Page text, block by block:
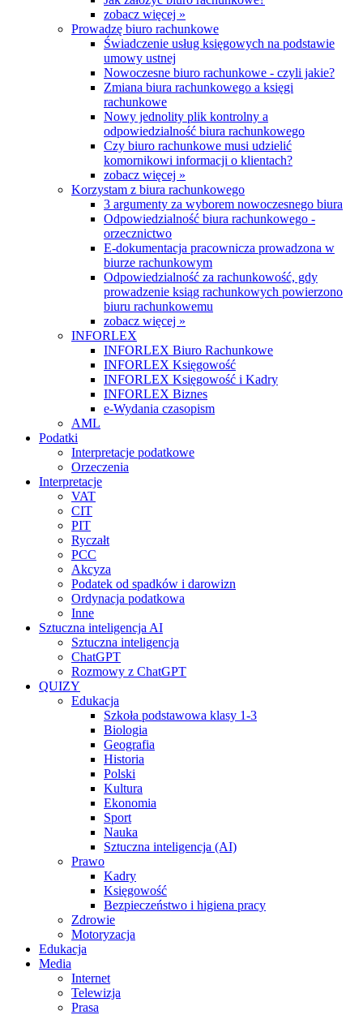
zobacz więcej »
Prowadzę biuro rachunkowe
Świadczenie usług księgowych na podstawie
umowy ustnej
Nowoczesne biuro rachunkowe - czyli jakie?
Zmiana biura rachunkowego a księgi
rachunkowe
Nowy jednolity plik kontrolny a
odpowiedzialność biura rachunkowego
Czy biuro rachunkowe musi udzielić
komornikowi informacji o klientach?
zobacz więcej »
Korzystam z biura rachunkowego
3 argumenty za wyborem nowoczesnego biura
Odpowiedzialność biura rachunkowego -
orzecznictwo
E-dokumentacja pracownicza prowadzona w
biurze rachunkowym
Odpowiedzialność za rachunkowość, gdy
prowadzenie ksiąg rachunkowych powierzono
biuru rachunkowemu
zobacz więcej »
INFORLEX
INFORLEX Biuro Rachunkowe
INFORLEX Księgowość
INFORLEX Księgowość i Kadry
INFORLEX Biznes
e-Wydania czasopism
AML
Podatki
Interpretacje podatkowe
Orzeczenia
Interpretacje
VAT
CIT
PIT
Ryczałt
PCC
Akcyza
Podatek od spadków i darowizn
Ordynacja podatkowa
Inne
Sztuczna inteligencja AI
Sztuczna inteligencja
ChatGPT
Rozmowy z ChatGPT
QUIZY
Edukacja
Szkoła podstawowa klasy 1-3
Biologia
Geografia
Historia
Polski
Kultura
Ekonomia
Sport
Nauka
Sztuczna inteligencja (AI)
Prawo
Kadry
Księgowość
Bezpieczeństwo i higiena pracy
Zdrowie
Motoryzacja
Edukacja
Media
Internet
Telewizja
Prasa